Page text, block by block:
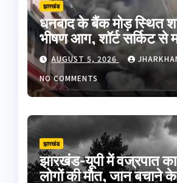
झारखंड
धनबाद के बैंक मोड़ स्थित
भीषण आग, शॉर्ट सर्किट से
तफरी; बड़ा हादसा टला
AUGUST 5, 2026
NO COMMENTS
झारखंड
झारखंड-यूपी में वज्रपात
लोगों की मौत, जान बचाने